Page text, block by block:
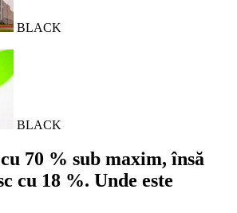
BLACK
BLACK
70 % sub maxim, însă
cu 18 %. Unde este